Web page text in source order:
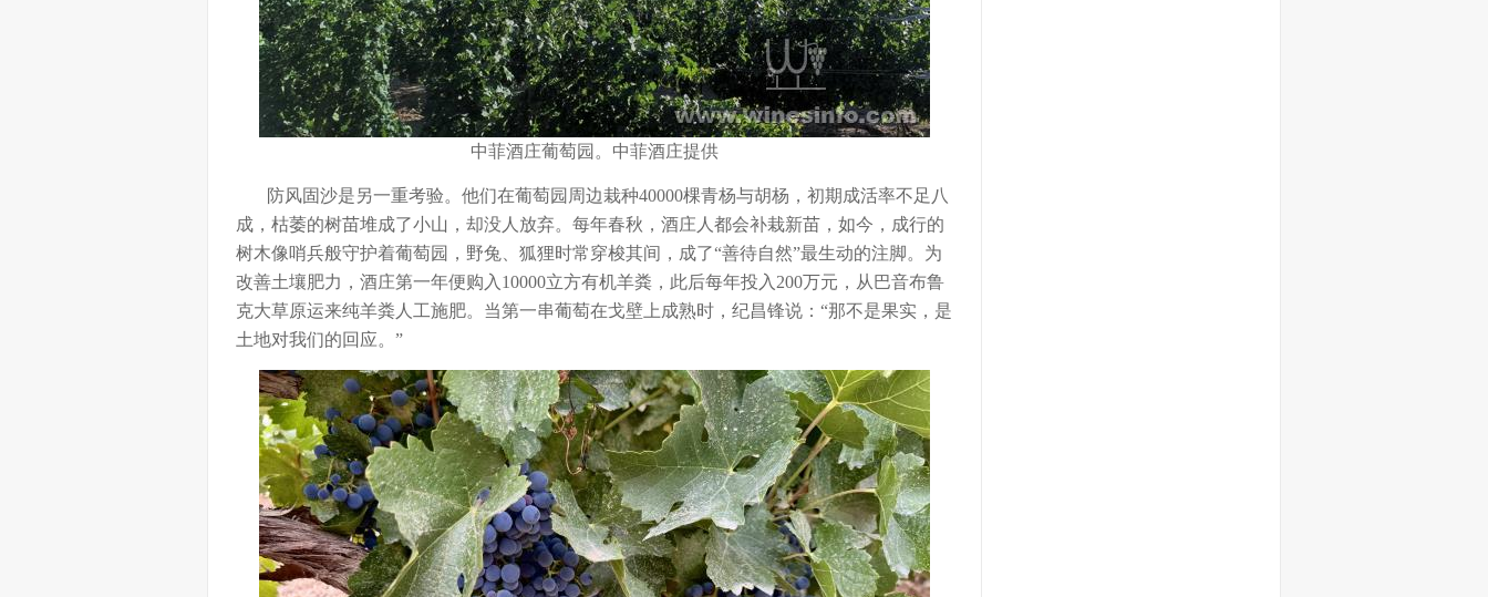
中菲酒庄葡萄园。中菲酒庄提供
防风固沙是另一重考验。他们在葡萄园周边栽种40000棵青杨与胡杨，初期成活率不足八
成，枯萎的树苗堆成了小山，却没人放弃。每年春秋，酒庄人都会补栽新苗，如今，成行的
树木像哨兵般守护着葡萄园，野兔、狐狸时常穿梭其间，成了“善待自然”最生动的注脚。为
改善土壤肥力，酒庄第一年便购入10000立方有机羊粪，此后每年投入200万元，从巴音布鲁
克大草原运来纯羊粪人工施肥。当第一串葡萄在戈壁上成熟时，纪昌锋说：“那不是果实，是
土地对我们的回应。”